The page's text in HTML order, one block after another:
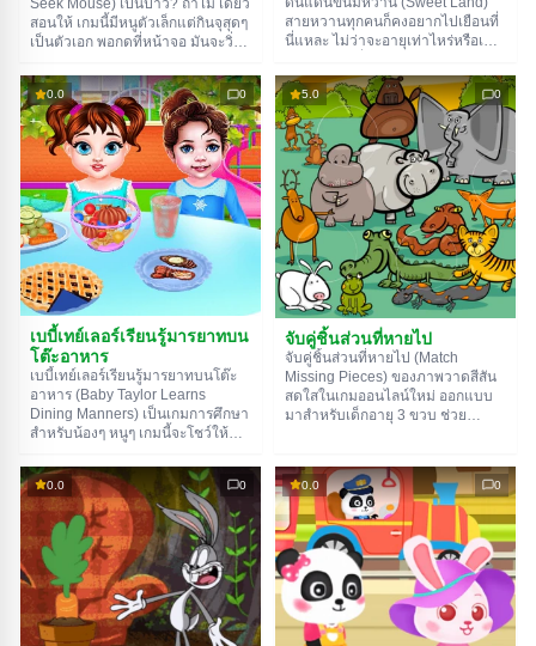
Seek Mouse) เป็นป่าว? ถ้าไม่ เดี๋ยว
สอนให้ เกมนี้มีหนูตัวเล็กแต่กินจุสุดๆ
เป็นตัวเอก พอกดที่หน้าจอ มันจะวิ่ง
นะ บางทีมันจะกระโดดออกมาจาก
ใต้โต๊ะเพื่อจับเจ้าหนูจอมตะกละ ตอน
นั้นแหละที่นายต้องรีบซ่อนหลังแก้ว
น้ำ แจกัน หรือของอื่นๆ
สายหวานทุกคนก็คงอยากไปเยือนที่
นี่แหละ ไม่ว่าจะอายุเท่าไหร่หรือเพศ
ขนมต้องถูกจับคู่ให้ถูก ผลไม้คู่ผลไม้
ลูกอมคู่ลูกอม ไปเรื่อยๆ ถ้าทำได้เร็ว
พอ นายจะได้โบนัสเจ๋งๆ ด้วยนะ
0.0 0
เบบี้เทย์เลอร์เรียนรู้มารยาทบน
โต๊ะอาหาร
เบบี้เทย์เลอร์เรียนรู้มารยาทบนโต๊ะ
อาหาร (Baby Taylor Learns
Dining Manners) เป็นเกมการศึกษา
สำหรับน้องๆ หนูๆ เกมนี้จะโชว์ให้
กินข้าว ตัวเอกของเรายังไม่รู้กฎง่ายๆ
เลยทำให้เธอไปอยู่ในสถานการณ์ที่
น่าอึดอัด พ่อแม่เลยต้องเข้ามาช่วย!
พวกเขาสอนเรื่องความสุภาพ การ
เคารพผลงานของคนอื่น แถมยังช่วย
กันอบพายด้วยนะ
5.0 0
จับคู่ชิ้นส่วนที่หายไป
จับคู่ชิ้นส่วนที่หายไป (Match
Missing Pieces) ของภาพวาดสีสัน
สดใสในเกมออนไลน์ใหม่ ออกแบบ
มาสำหรับเด็กอายุ 3 ขวบ ช่วย
ภารกิจให้สำเร็จ 15 ภารกิจ แต่ละ
ด่านจะให้รูปภาพที่ขาดหายไป 4
ส่วน คุณต้องหาพวกมันแล้วใส่ลงใน
ตำแหน่งที่ถูกต้อง
0.0 0 0.0 0